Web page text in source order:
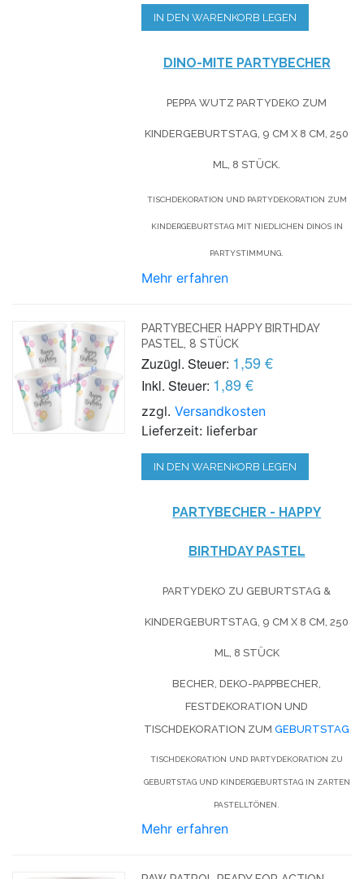
IN DEN WARENKORB LEGEN
DINO-MITE PARTYBECHER
PEPPA WUTZ PARTYDEKO ZUM
KINDERGEBURTSTAG, 9 CM X 8 CM, 250
ML, 8 STÜCK.
TISCHDEKORATION UND PARTYDEKORATION ZUM
KINDERGEBURTSTAG MIT NIEDLICHEN DINOS IN
PARTYSTIMMUNG.
Mehr erfahren
PARTYBECHER HAPPY BIRTHDAY
PASTEL, 8 STÜCK
Zuzügl. Steuer: 1,59 €
Inkl. Steuer: 1,89 €
zzgl.Versandkosten
Lieferzeit: lieferbar
IN DEN WARENKORB LEGEN
PARTYBECHER - HAPPY
BIRTHDAY PASTEL
PARTYDEKO ZU GEBURTSTAG &
KINDERGEBURTSTAG, 9 CM X 8 CM, 250
ML, 8 STÜCK
BECHER, DEKO-PAPPBECHER,
FESTDEKORATION UND
TISCHDEKORATION ZUMGEBURTSTAG
TISCHDEKORATION UND PARTYDEKORATION ZU
GEBURTSTAG UND KINDERGEBURTSTAG IN ZARTEN
PASTELLTÖNEN.
Mehr erfahren